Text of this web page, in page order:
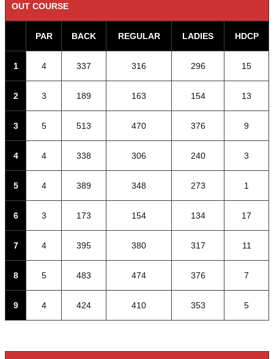
OUT COURSE
PAR BACK REGULAR LADIES HDCP
1 4 337 316 296 15
2 3 189 163 154 13
3 5 513 470 376 9
4 4 338 306 240 3
5 4 389 348 273 1
6 3 173 154 134 17
7 4 395 380 317 11
8 5 483 474 376 7
9 4 424 410 353 5